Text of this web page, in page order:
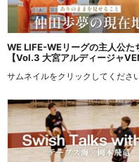
WE LIFE-WEリーグの主人公た
【Vol.3 大宮アルディージャ
サムネイルをクリックしてくださ